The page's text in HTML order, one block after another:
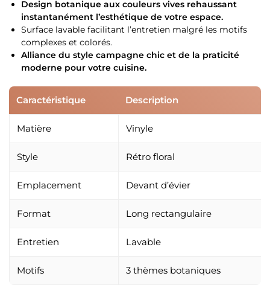
Design botanique aux couleurs vives rehaussant
instantanément l’esthétique de votre espace.
Surface lavable facilitant l’entretien malgré les motifs
complexes et colorés.
Alliance du style campagne chic et de la praticité
moderne pour votre cuisine.
Caractéristique Description
Matière Vinyle
Style Rétro floral
Emplacement Devant d’évier
Format Long rectangulaire
Entretien Lavable
Motifs 3 thèmes botaniques